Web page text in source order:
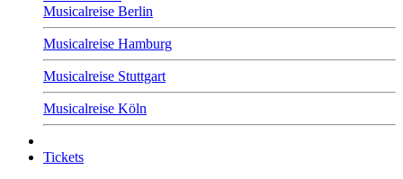
Musicalreise Berlin
Musicalreise Hamburg
Musicalreise Stuttgart
Musicalreise Köln
Tickets